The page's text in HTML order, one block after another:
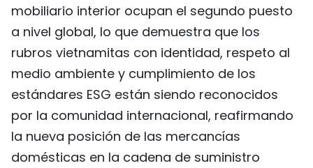
mobiliario interior ocupan el segundo puesto
a nivel global, lo que demuestra que los
rubros vietnamitas con identidad, respeto al
medio ambiente y cumplimiento de los
estándares ESG están siendo reconocidos
por la comunidad internacional, reafirmando
la nueva posición de las mercancías
domésticas en la cadena de suministro